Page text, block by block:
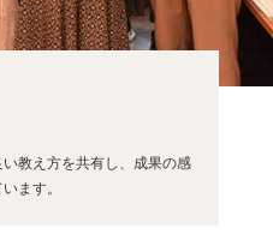
教え方を共有し、成果の感
ます。